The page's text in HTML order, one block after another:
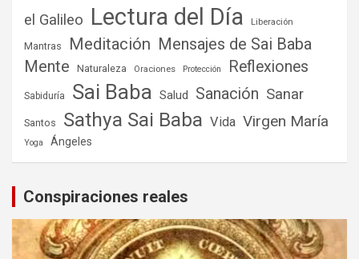
el Galileo Lectura del Día Liberación
Mantras Meditación Mensajes de Sai Baba
Mente
Naturaleza Oraciones Protección Reflexiones
Sabiduría Sai Baba Salud Sanación Sanar
Santos Sathya Sai Baba Vida Virgen María
Yoga Ángeles
Conspiraciones reales